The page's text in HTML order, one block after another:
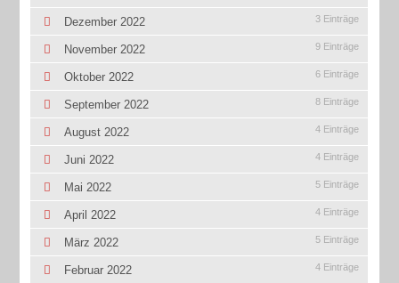
Dezember 2022 3 Einträge
November 2022 9 Einträge
Oktober 2022 6 Einträge
September 2022 8 Einträge
August 2022 4 Einträge
Juni 2022 4 Einträge
Mai 2022 5 Einträge
April 2022 4 Einträge
März 2022 5 Einträge
Februar 2022 4 Einträge